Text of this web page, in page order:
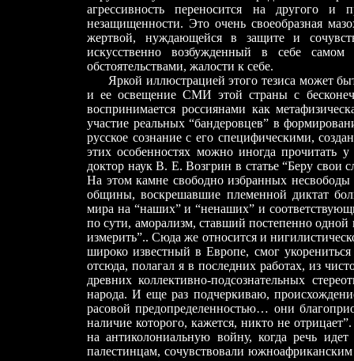
агрессивность переносится на другого
незащищенности. Это очень своеобразная
жертвой, нуждающейся в защите и
искусственно возбужденный в себе
обстоятельствами, жалости к себе.
Яркой иллюстрацией этого тезиса может
и ее освещение СМИ этой страны с
воспринимается россиянами как
участие реальных “бандеровцев” в
русское сознание с его специфическими,
этих особенностях можно иногда прочитать
доктор наук В. Е. Возгрин в статье “Беру
На этом камне свободно избранных несвободы
общины, воскрешавшие племенной диктат
мира на “наших” и “ненаших” и
по сути, аморализм, ставший постепенно
измерить”.. Сюда же относится и
широко известный в Европе, смог
отсюда, полагал я в последних работах, из
древних коллективно-подсознательных
народа. И еще раз подчеркиваю,
расовой предопределенностью… они
наличие которого, кажется, никто не
на антиколониальную войну, когда речь
палестинцам, сочувствовали